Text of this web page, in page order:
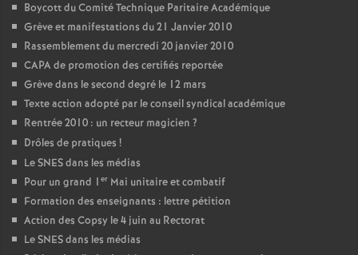
Boycott du Comité Technique Paritaire Académique
Grève et manifestations du 21 Janvier 2010
Rassemblement du mercredi 20 janvier 2010
CAPA de promotion des certifiés reportée
Grève dans le second degré le 12 mars
Texte action adopté par le conseil syndical académique
Rentrée 2010 : un recteur magicien ?
Drôles de pratiques !
Le SNES dans les médias
Pour un grand 1 er Mai unitaire et combatif
Formation des enseignants : lettre pétition
Action des Copsy le 4 juin au Rectorat
Le SNES dans les médias